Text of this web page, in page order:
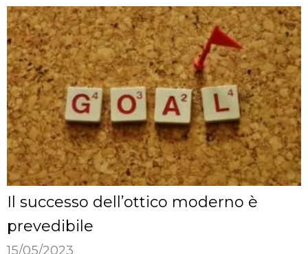
Il successo dell’ottico moderno è
prevedibile
15/05/2023